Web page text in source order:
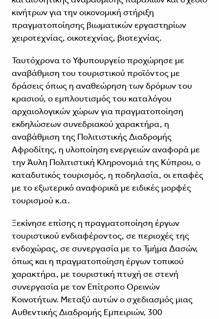
κινήτρων για την οικονομική στήριξη
πραγματοποίησης βιωματικών εργαστηρίων
χειροτεχνίας, οικοτεχνίας, βιοτεχνίας.
Ταυτόχρονα το Υφυπουργείο προχώρησε με
αναβάθμιση του τουριστικού προϊόντος με
δράσεις όπως η αναθεώρηση των δρόμων του
κρασιού, ο εμπλουτισμός του καταλόγου
αρχαιολογικών χώρων για πραγματοποίηση
εκδηλώσεων συνεδριακού χαρακτήρα, η
αναβάθμιση της Πολιτιστικής Διαδρομής
Αφροδίτης, η υλοποίηση ενεργειών αναφορά με
την Άυλη Πολιτιστική Κληρονομιά της Κύπρου, ο
καταδυτικός τουρισμός, η ποδηλασία, οι επαφές
με το εξωτερικό αναφορικά με ειδικές μορφές
τουρισμού κ.α.
Ξεκίνησε επίσης η πραγματοποίηση έργων
τουριστικού ενδιαφέροντος, σε περιοχές της
ενδοχώρας, σε συνεργασία με το Τμήμα Δασών,
όπως και η πραγματοποίηση έργων τοπικού
χαρακτήρα, με τουριστική πτυχή σε στενή
συνεργασία με τον Επίτροπο Ορεινών
Κοινοτήτων. Μεταξύ αυτών ο σχεδιασμός μιας
Αυθεντικής Διαδρομής Εμπειριών, 300